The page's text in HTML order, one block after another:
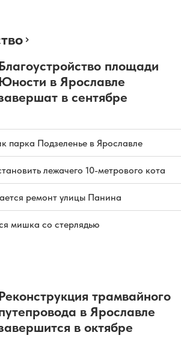
площади
в Ярославле
в сентябре
парка Подзеленье в Ярославле
лежачего 10-метрового кота
ремонт улицы Панина
мишка со стерлядью
трамвайного
в Ярославле
в октябре